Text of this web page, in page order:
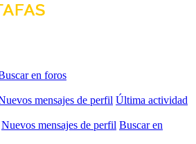
en foros
mensajes de perfil Última actividad
Nuevos mensajes de perfil Buscar en